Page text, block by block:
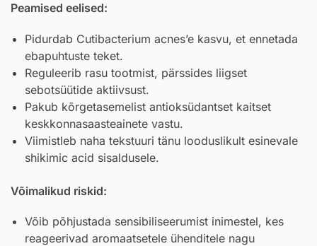
Peamised eelised:
Pidurdab Cutibacterium acnes’e kasvu, et ennetada
ebapuhtuste teket.
Reguleerib rasu tootmist, pärssides liigset
sebotsüütide aktiivsust.
Pakub kõrgetasemelist antioksüdantset kaitset
keskkonnasaasteainete vastu.
Viimistleb naha tekstuuri tänu looduslikult esinevale
shikimic acid sisaldusele.
Võimalikud riskid:
Võib põhjustada sensibiliseerumist inimestel, kes
reageerivad aromaatsetele ühenditele nagu